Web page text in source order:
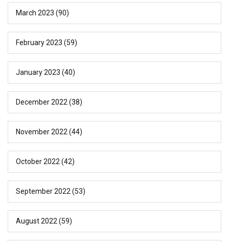
March 2023 (90)
February 2023 (59)
January 2023 (40)
December 2022 (38)
November 2022 (44)
October 2022 (42)
September 2022 (53)
August 2022 (59)